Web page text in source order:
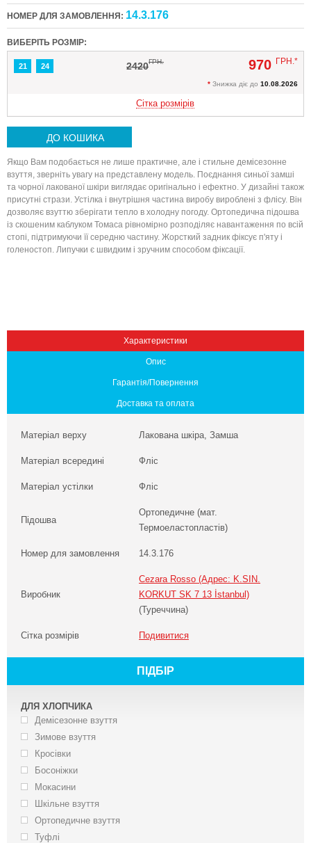
НОМЕР ДЛЯ ЗАМОВЛЕННЯ: 14.3.176
ВИБЕРІТЬ РОЗМІР:
21 24 2420ГРН. 970 ГРН.*
* Знижка діє до 10.08.2026
Сітка розмірів
ДО КОШИКА
Якщо Вам подобається не лише практичне, але і стильне демісезонне
взуття, зверніть увагу на представлену модель. Поєднання синьої замші
та чорної лакованої шкіри виглядає оригінально і ефектно. У дизайні також
присутні стрази. Устілка і внутрішня частина виробу вироблені з флісу. Він
дозволяє взуттю зберігати тепло в холодну погоду. Ортопедична підошва
із скошеним каблуком Томаса рівномірно розподіляє навантаження по всій
стопі, підтримуючи її середню частину. Жорсткий задник фіксує п'яту і
голеностоп. Липучки є швидким і зручним способом фіксації.
Характеристики
Опис
Гарантія/Повернення
Доставка та оплата
Матеріал верху Лакована шкіра, Замша
Матеріал всередині Фліс
Матеріал устілки Фліс
Підошва
Ортопедичне (мат.
Термоеластопластів)
Номер для замовлення 14.3.176
Виробник
Cezara Rosso (Адрес: K.SIN.
KORKUT SK 7 13 İstanbul)
(Туреччина)
Сітка розмірів Подивитися
ПІДБІР
ДЛЯ ХЛОПЧИКА
Демісезонне взуття
Зимове взуття
Кросівки
Босоніжки
Мокасини
Шкільне взуття
Ортопедичне взуття
Туфлі